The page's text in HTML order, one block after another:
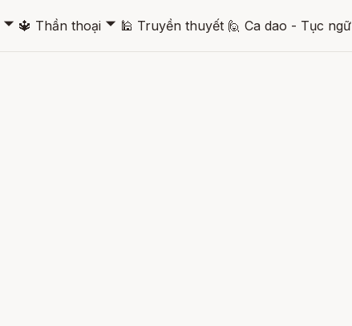
🞃 🔱 Thần thoại 🞃 🕌 Truyền thuyết 🙋 Ca dao - Tục ngữ